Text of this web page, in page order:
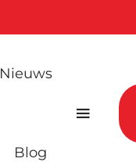
Nieuws
Blog